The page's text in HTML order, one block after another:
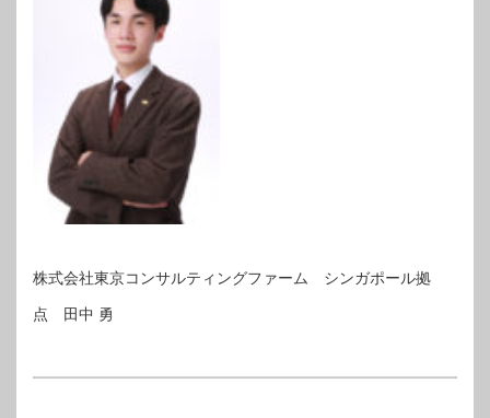
株式会社東京コンサルティングファーム シンガポール拠
点 田中 勇